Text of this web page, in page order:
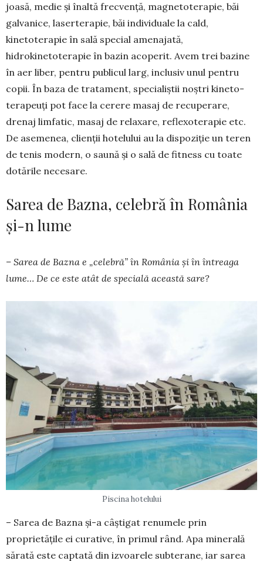
joasă, medie și înaltă frecvență, mag­ne­toterapie, băi
galvanice, laser­terapie, băi individuale la cald,
kinetoterapie în sală special ame­najată,
hidrokinetoterapie în bazin acoperit. Avem trei bazine
în aer liber, pentru publicul larg, inclusiv unul pentru
copii. În baza de tra­tament, specialiștii noștri kineto­
terapeuți pot face la cerere masaj de recuperare,
drenaj limfatic, masaj de relaxare, reflexoterapie etc.
De asemenea, clienții hotelu­lui au la dispoziție un teren
de tenis modern, o saună și o sală de fitness cu toate
dotările necesare.
Sarea de Bazna, celebră în România
și-n lume
– Sarea de Bazna e „celebră” în România și în întreaga
lume… De ce este atât de specială această sare?
Piscina hotelului
– Sarea de Bazna și-a câștigat renumele prin
proprietățile ei curative, în primul rând. Apa mi­nerală
sărată este captată din izvoarele subterane, iar sarea